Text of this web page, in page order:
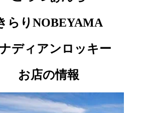
らりNOBEYAMA
ディアンロッキー
お店の情報